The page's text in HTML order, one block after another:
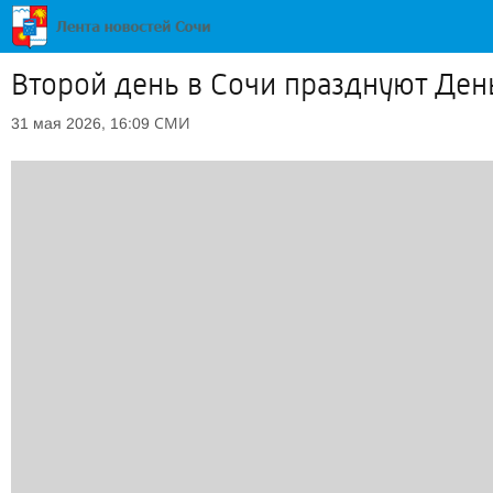
Второй день в Сочи празднуют
31 мая 2026, 16:09 СМИ